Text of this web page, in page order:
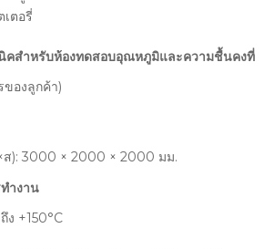
ตอรี่
คสำหรับห้องทดสอบอุณหภูมิและความชื้นคงที่
ของลูกค้า)
ส): 3000 × 2000 × 2000 มม.
ำงาน
ง +150°C